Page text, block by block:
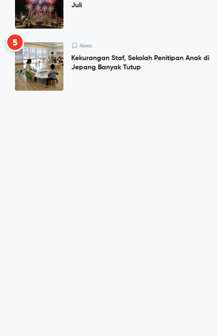
Juli
5 News
Kekurangan Staf, Sekolah Penitipan Anak di
Jepang Banyak Tutup